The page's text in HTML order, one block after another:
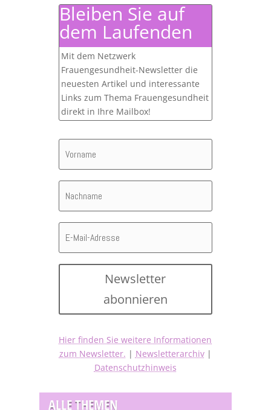
Bleiben Sie auf
dem Laufenden
Mit dem Netzwerk
Frauengesundheit-Newsletter die
neuesten Artikel und interessante
Links zum Thema Frauengesundheit
direkt in Ihre Mailbox!
Newsletter
abonnieren
Hier finden Sie weitere Informationen
zum Newsletter. | Newsletterarchiv|
Datenschutzhinweis
ALLE THEMEN